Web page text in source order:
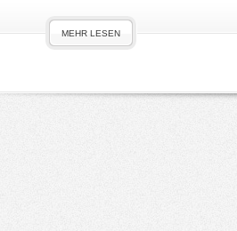
MEHR LESEN